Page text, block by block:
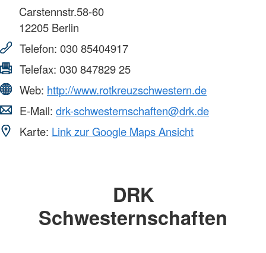
Carstennstr.58-60
12205 Berlin
Telefon: 030 85404917
Telefax: 030 847829 25
Web: http://www.rotkreuzschwestern.de
E-Mail: drk-schwesternschaften@drk.de
Karte: Link zur Google Maps Ansicht
DRK
Schwesternschaften